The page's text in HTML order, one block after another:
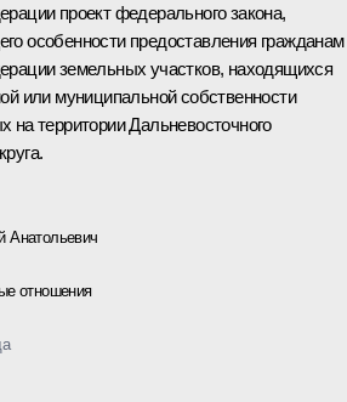
проект федерального закона,
особенности предоставления гражданам
земельных участков, находящихся
или муниципальной собственности
на территории Дальневосточного
Анатольевич
отношения